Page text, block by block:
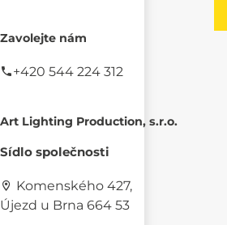
Zavolejte nám
+420 544 224 312
Art Lighting Production, s.r.o.
Sídlo společnosti
Komenského 427,
Újezd u Brna 664 53